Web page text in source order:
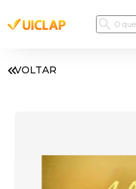
VOLTAR